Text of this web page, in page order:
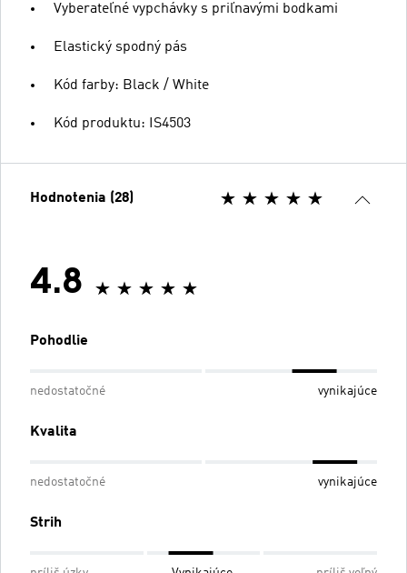
Vyberateľné vypchávky s priľnavými bodkami
Elastický spodný pás
Kód farby: Black / White
Kód produktu: IS4503
Hodnotenia (28)
4.8
Pohodlie
nedostatočné vynikajúce
Kvalita
nedostatočné vynikajúce
Strih